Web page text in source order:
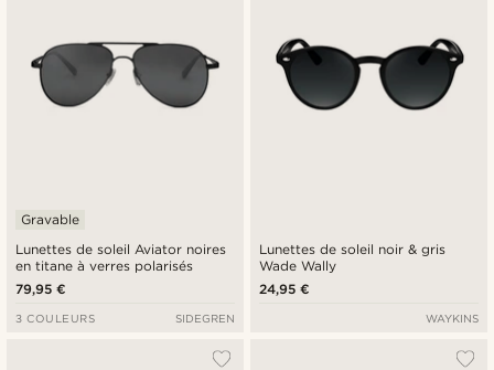
Lunettes de soleil Aviator noires
en titane à verres polarisés
Gravable
79,95 €
3 COULEURS SIDEGREN
Lunettes de soleil noir & gris
Wade Wally
24,95 €
WAYKINS